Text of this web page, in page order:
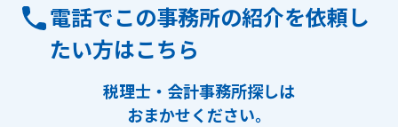
電話でこの事務所の紹介を依頼し
たい方はこちら
税理士・会計事務所探しは
おまかせください。